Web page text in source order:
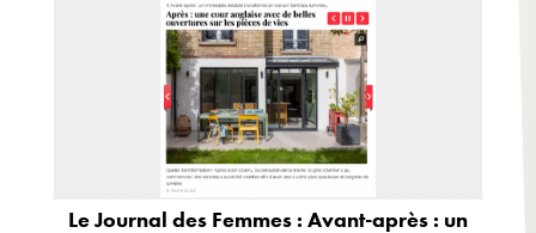
Le Journal des Femmes : Avant-après : un